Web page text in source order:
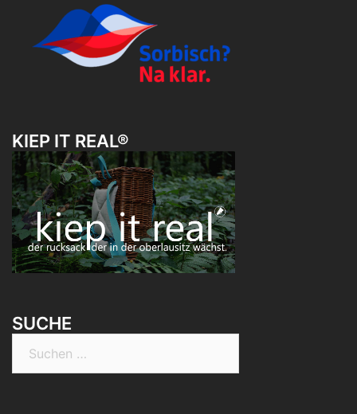
KIEP IT REAL®
SUCHE
nach: